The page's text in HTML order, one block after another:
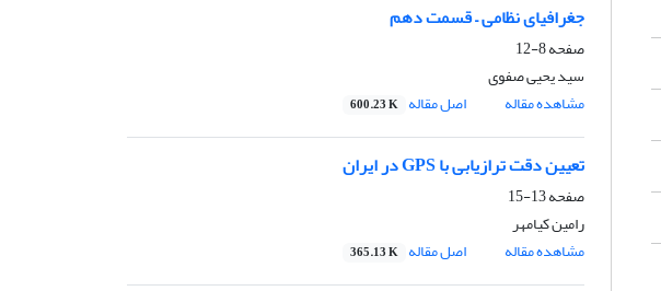
جغرافیای نظامی – قسمت دهم
صفحه8-12
سید یحیی صفوی
مشاهده مقاله
اصل مقاله 600.23 K
تعیین دقت ترازیابی با GPS در ایران
صفحه13-15
رامین کیامهر
مشاهده مقاله
اصل مقاله 365.13 K